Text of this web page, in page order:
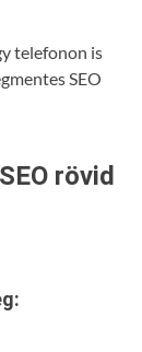
telefonon is
SEO
rövid